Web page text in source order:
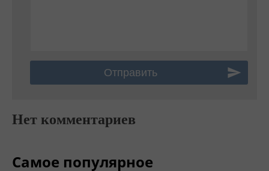
Нет комментариев
Самое популярное